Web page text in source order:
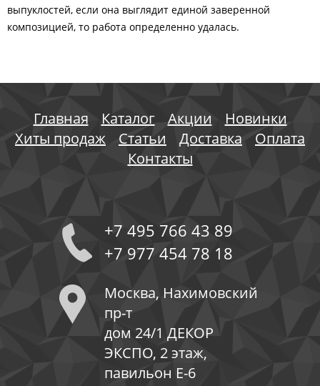
выпуклостей, если она выглядит единой заверенной
композицией, то работа определенно удалась.
Главная Каталог Акции
Новинки
Хиты продаж
Статьи Доставка
Оплата
Контакты
+7 495 766 43 89
+7 977 454 78 18
Москва, Нахимовский
пр-т
дом 24/1 ДЕКОР
ЭКСПО, 2 этаж,
павильон Е-6